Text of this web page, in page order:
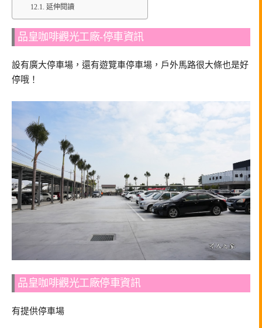
延伸閱讀
品皇咖啡觀光工廠-停車資訊
設有廣大停車場，還有遊覽車停車場，戶外馬路很大條也是好
停哦！
品皇咖啡觀光工廠停車資訊
有提供停車場